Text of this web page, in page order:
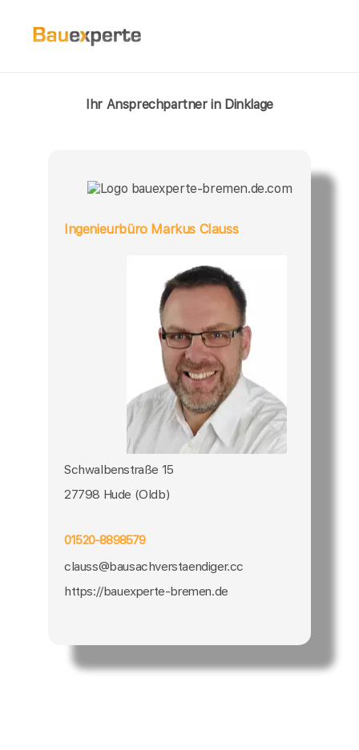
Ihr Ansprechpartner in Dinklage
Ingenieurbüro Markus Clauss
Schwalbenstraße 15
27798 Hude (Oldb)
01520-8898579
clauss@bausachverstaendiger.cc
https://bauexperte-bremen.de